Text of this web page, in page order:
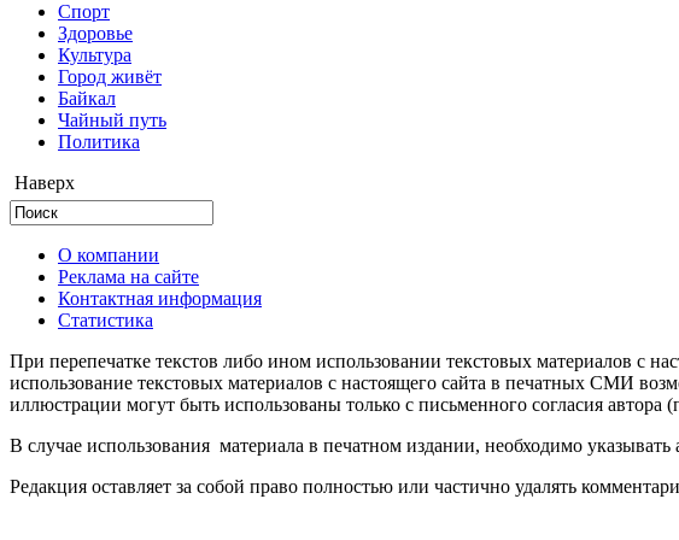
Cпорт
Здоровье
Культура
Город живёт
Байкал
Чайный путь
Политика
Наверх
О компании
Реклама на сайте
Контактная информация
Статистика
При перепечатке текстов либо ином использовании текстовых материалов с
использование текстовых материалов с настоящего сайта в печатных СМИ
иллюстрации могут быть использованы только с письменного согласия
В случае использования материала в печатном издании, необходимо указывать
Редакция оставляет за собой право полностью или частично удалять